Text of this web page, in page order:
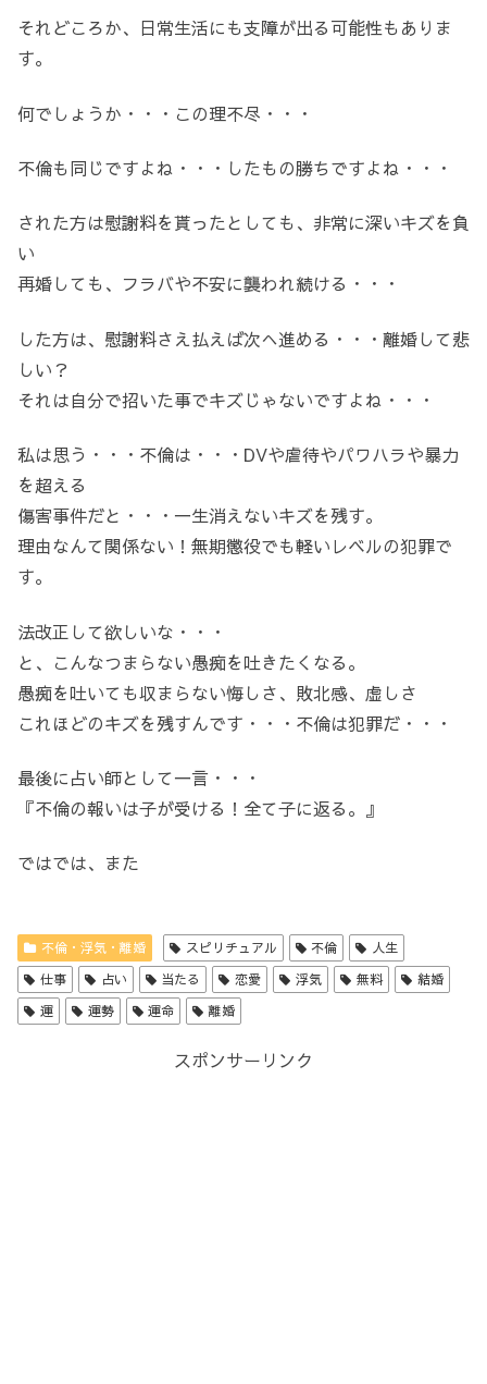
それどころか、日常生活にも支障が出る可能性もありま
す。
何でしょうか・・・この理不尽・・・
不倫も同じですよね・・・したもの勝ちですよね・・・
された方は慰謝料を貰ったとしても、非常に深いキズを負
い
再婚しても、フラバや不安に襲われ続ける・・・
した方は、慰謝料さえ払えば次へ進める・・・離婚して悲
しい？
それは自分で招いた事でキズじゃないですよね・・・
私は思う・・・不倫は・・・DVや虐待やパワハラや暴力
を超える
傷害事件だと・・・一生消えないキズを残す。
理由なんて関係ない！無期懲役でも軽いレベルの犯罪で
す。
法改正して欲しいな・・・
と、こんなつまらない愚痴を吐きたくなる。
愚痴を吐いても収まらない悔しさ、敗北感、虚しさ
これほどのキズを残すんです・・・不倫は犯罪だ・・・
最後に占い師として一言・・・
『不倫の報いは子が受ける！全て子に返る。』
ではでは、また
不倫・浮気・離婚 スピリチュアル 不倫
人生
仕事
占い 当たる 恋愛 浮気 無料
結婚
運
運勢 運命 離婚
スポンサーリンク